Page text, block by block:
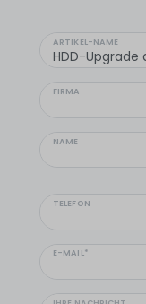
ARTIKEL-NAME
FIRMA
NAME
TELEFON
E-MAIL*